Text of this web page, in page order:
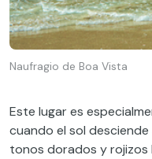
Naufragio de Boa Vista
Este lugar es
cuando el sol
tonos dorados y rojizos